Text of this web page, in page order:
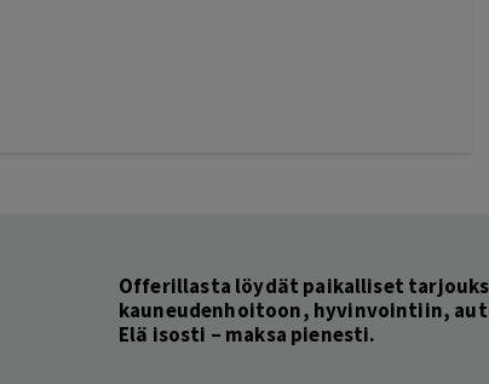
Offerillasta löydät paikalliset
kauneudenhoitoon, hyvinvointiin,
Elä isosti – maksa pienesti.